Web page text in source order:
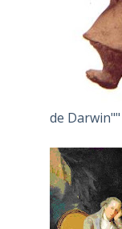
de Darwin""